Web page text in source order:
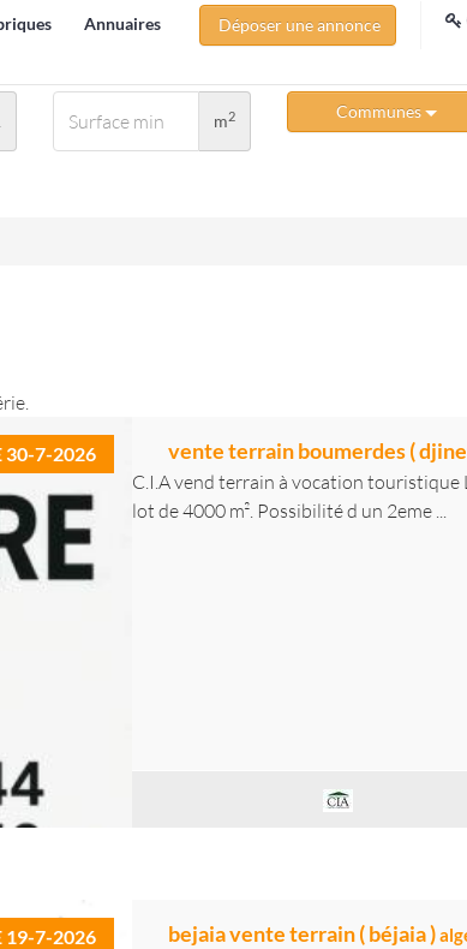
Annuaires Déposer une annonce
m2 Communes
30-7-2026 vente terrain boumerdes (
C.I.A vend terrain à vocation touristique
lot de 4000 m². Possibilité d un 2eme ...
19-7-2026 bejaia vente terrain ( béjaia )